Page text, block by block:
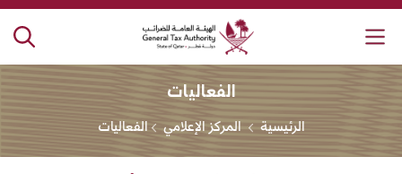
الهيئة العامة للضرائب
الفعاليات
الرئيسية المركز الإعلامي الفعاليات